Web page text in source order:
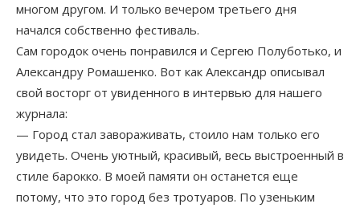
многом другом. И только вечером третьего дня
начался собственно фестиваль.
Сам городок очень понравился и Сергею Полуботько, и
Александру Ромашенко. Вот как Александр описывал
свой восторг от увиденного в интервью для нашего
журнала:
— Город стал завораживать, стоило нам только его
увидеть. Очень уютный, красивый, весь выстроенный в
стиле барокко. В моей памяти он останется еще
потому, что это город без тротуаров. По узеньким